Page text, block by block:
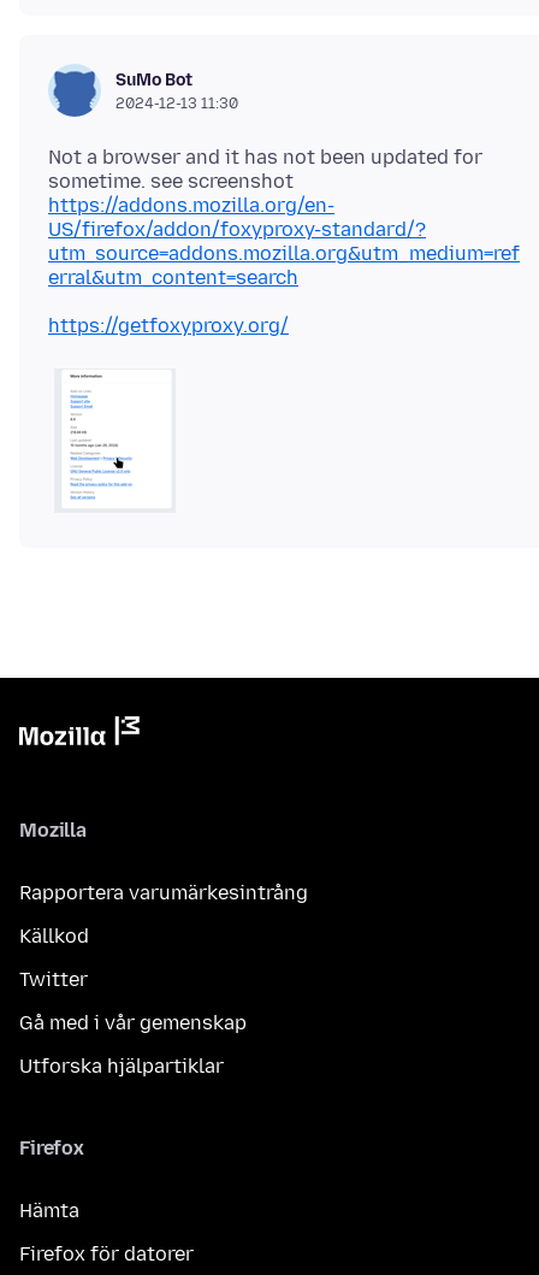
SuMo Bot
2024-12-13 11:30
Not a browser and it has not been updated for
https://addons.mozilla.org/en-
US/firefox/addon/foxyproxy-standard/?
utm_source=addons.mozilla.org&utm_medium=ref
erral&utm_content=search
https://getfoxyproxy.org/
Mozilla
Rapportera varumärkesintrång
Källkod
Twitter
Gå med i vår gemenskap
Utforska hjälpartiklar
Firefox
Hämta
Firefox för datorer